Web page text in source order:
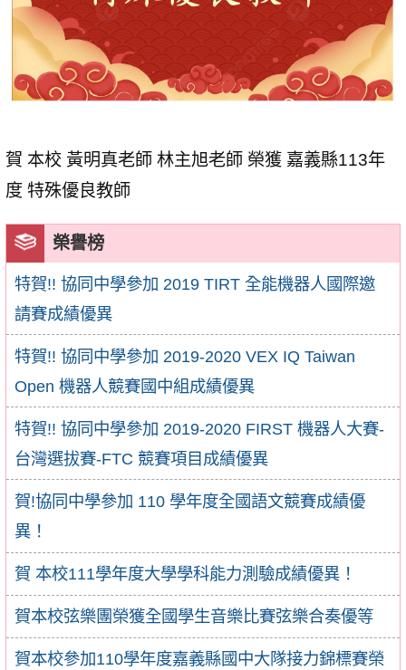
榮譽榜
特賀!! 協同中學參加 2019 TIRT 全能機器人國際邀
請賽成績優異
特賀!! 協同中學參加 2019-2020 VEX IQ Taiwan
Open 機器人競賽國中組成績優異
特賀!! 協同中學參加 2019-2020 FIRST 機器人大賽-
台灣選拔賽-FTC 競賽項目成績優異
賀!協同中學參加 110 學年度全國語文競賽成績優
異！
賀 本校111學年度大學學科能力測驗成績優異！
賀本校弦樂團榮獲全國學生音樂比賽弦樂合奏優等
賀本校參加110學年度嘉義縣國中大隊接力錦標賽榮
賀 本校 黃明真老師 林主旭老師 榮獲 嘉義縣113年
度 特殊優良教師